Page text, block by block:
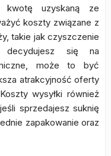
kwotę uzyskaną ze
koszty związane z
takie jak czyszczenie
się na
może to być
atrakcyjność oferty
wysyłki również
sprzedajesz suknię
zapakowanie oraz